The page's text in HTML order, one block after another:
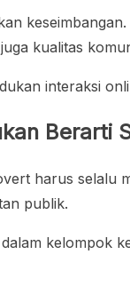
kualitas
interaksi
Berarti
harus selalu
publik.
kelompok